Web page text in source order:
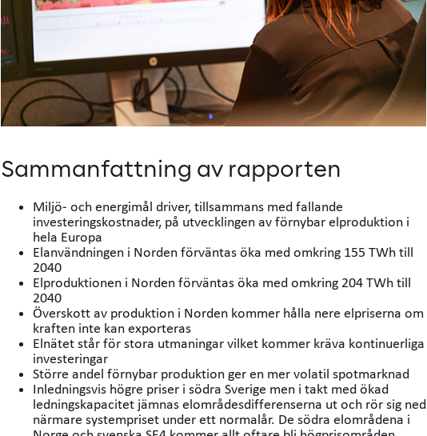
Sammanfattning av rapporten
Miljö- och energimål driver, tillsammans med fallande
investeringskostnader, på utvecklingen av förnybar elproduktion i
hela Europa
Elanvändningen i Norden förväntas öka med omkring 155 TWh till
2040
Elproduktionen i Norden förväntas öka med omkring 204 TWh till
2040
Överskott av produktion i Norden kommer hålla nere elpriserna om
kraften inte kan exporteras
Elnätet står för stora utmaningar vilket kommer kräva kontinuerliga
investeringar
Större andel förnybar produktion ger en mer volatil spotmarknad
Inledningsvis högre priser i södra Sverige men i takt med ökad
ledningskapacitet jämnas elområdesdifferenserna ut och rör sig ned
närmare systempriset under ett normalår. De södra elområdena i